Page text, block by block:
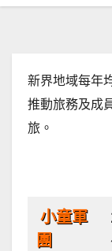
新界地域每年
推動旅務及成
旅。
小童軍
團